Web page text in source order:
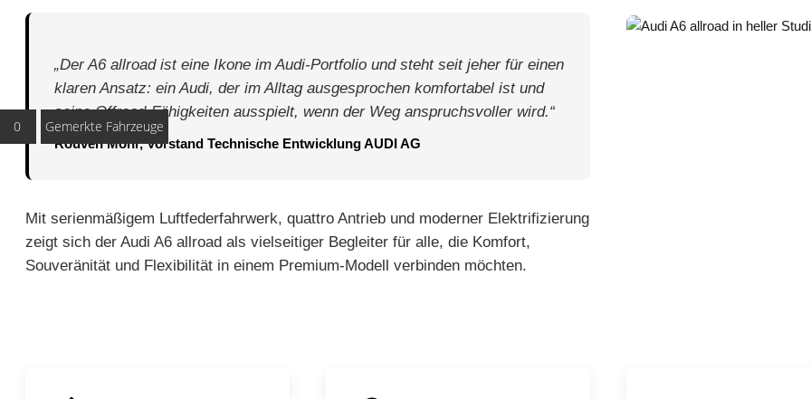
„Der A6 allroad ist eine Ikone im Audi-Portfolio und steht seit jeher für einen
klaren Ansatz: ein Audi, der im Alltag ausgesprochen komfortabel ist und
seine Offroad-Fähigkeiten ausspielt, wenn der Weg anspruchsvoller wird.“
Rouven Mohr, Vorstand Technische Entwicklung AUDI AG
Mit serienmäßigem Luftfederfahrwerk, quattro Antrieb und moderner Elektrifizierung
zeigt sich der Audi A6 allroad als vielseitiger Begleiter für alle, die Komfort,
Souveränität und Flexibilität in einem Premium-Modell verbinden möchten.
0 Gemerkte Fahrzeuge